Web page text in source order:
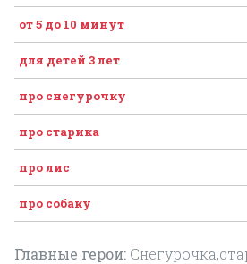
от 5 до 10 минут
для детей 3 лет
про снегурочку
про старика
про лис
про собаку
Главные герои: